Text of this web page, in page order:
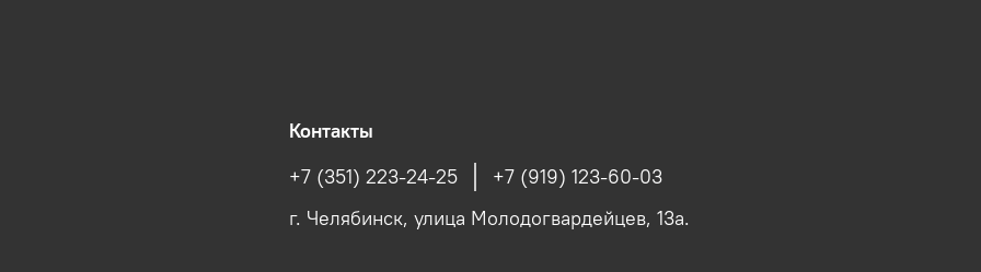
Контакты
+7 (351) 223-24-25
+7 (919) 123-60-03
г. Челябинск, улица Молодогвардейцев, 13а.